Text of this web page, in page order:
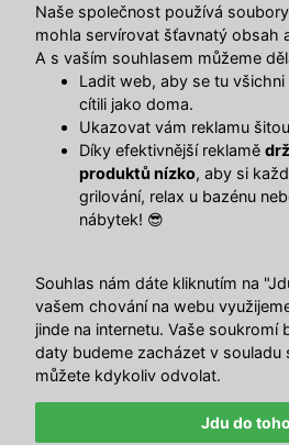
Naše společnost používá
mohla servírovat šťavnatý obsah
A s vaším souhlasem můžeme
Ladit web, aby se tu
cítili jako doma.
Ukazovat vám reklamu
Díky efektivnější reklamě
produktů nízko, aby si
grilování, relax u bazénu
nábytek! 😎
Souhlas nám dáte kliknutím na
vašem chování na webu
jinde na internetu. Vaše soukromí
daty budeme zacházet v souladu
můžete kdykoliv odvolat.
Jdu do toho
Užitečné odkazy
Články
Časté otázky (FAQ)
Postup registrace
Doprava
Obchodní podmínky
Reklamační řád
Kontakty
Ochrana osobních údajů
Změnit nastavení využití cookies
Hlavní menu
O nás
Obchodní podmínky
Ke stažení
Odstoupit od smlouvy